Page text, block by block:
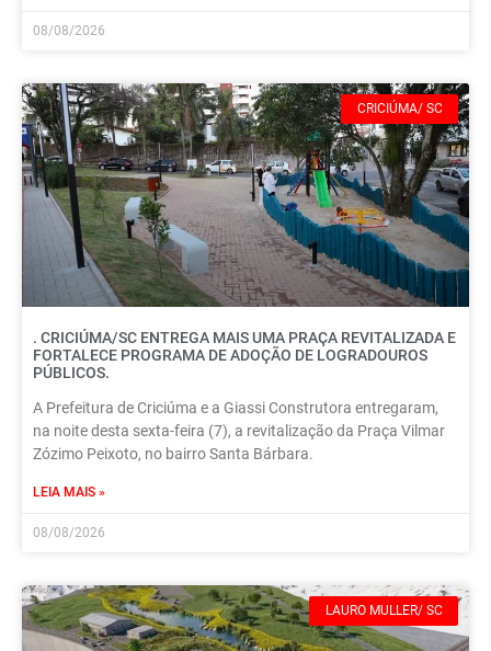
08/08/2026
CRICIÚMA/ SC
. CRICIÚMA/SC ENTREGA MAIS UMA PRAÇA REVITALIZADA E
FORTALECE PROGRAMA DE ADOÇÃO DE LOGRADOUROS
PÚBLICOS.
A Prefeitura de Criciúma e a Giassi Construtora entregaram,
na noite desta sexta-feira (7), a revitalização da Praça Vilmar
Zózimo Peixoto, no bairro Santa Bárbara.
LEIA MAIS »
08/08/2026
LAURO MULLER/ SC